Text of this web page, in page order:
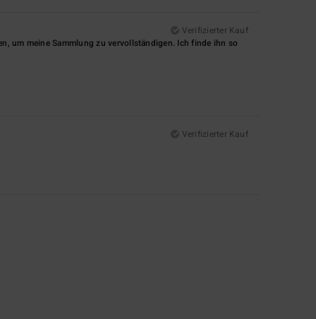
Verifizierter Kauf
um meine Sammlung zu vervollständigen. Ich finde ihn so
Verifizierter Kauf